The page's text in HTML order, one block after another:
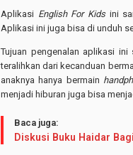
Aplikasi English For Kidsini
Aplikasi ini juga bisa di unduh
Tujuan pengenalan aplikasi
teralihkan dari kecanduan
anaknya hanya bermain
menjadi hiburan juga bisa
Baca juga:
Diskusi Buku Haidar